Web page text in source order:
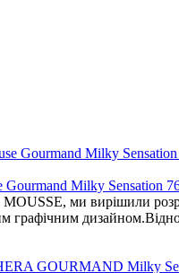
Milky Sensation
ми вирішили
графічним